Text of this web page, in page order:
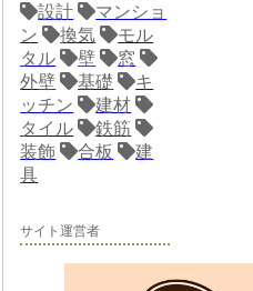
設計
マンショ
ン
換気
モル
タル
壁
窓
外壁
基礎
キ
ッチン
建材
タイル
鉄筋
装飾
合板
建
具
サイト運営者